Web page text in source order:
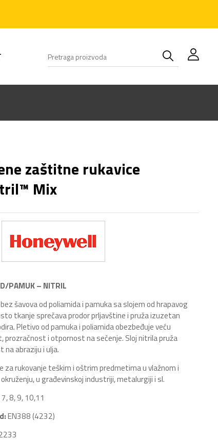
zaštitne rukavice
Mix
PAMUK – NITRIL
šavova od poliamida i pamuka sa slojem od hrapavog
tkanje sprečava prodor prljavštine i pruža izuzetan
Pletivo od pamuka i poliamida obezbeđuje veću
prozračnost i otpornost na sečenje. Sloj nitrila pruža
na abraziju i ulja.
za rukovanje teškim i oštrim predmetima u vlažnom i
u građevinskoj industriji, metalurgiji i sl.
7, 8, 9, 10,11
EN388 (4232)